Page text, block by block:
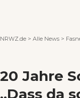
NRWZ.de > Alle News >
20 Jahre
„Dass da